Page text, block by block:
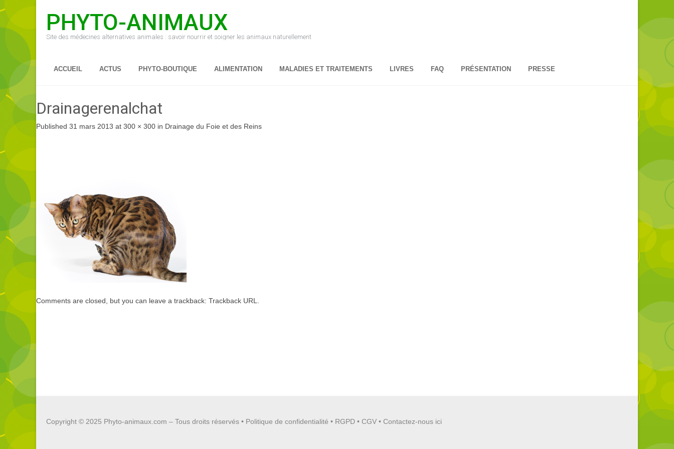
PHYTO-ANIMAUX
Site des médecines alternatives animales : savoir nourrir et soigner les animaux naturellement
ACCUEIL ACTUS PHYTO-BOUTIQUE ALIMENTATION MALADIES ET TRAITEMENTS LIVRES FAQ PRÉSENTATION PRESSE
Drainagerenalchat
Published 31 mars 2013 at 300 × 300 in Drainage du Foie et des Reins
Comments are closed, but you can leave a trackback: Trackback URL
Copyright © 2025 Phyto-animaux.com – Tous droits réservés • Politique de confidentialité • RGPD • CGV • Contactez-nous ici